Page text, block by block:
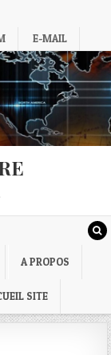
E-MAIL
A PROPOS
SITE